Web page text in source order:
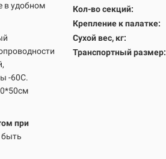
в удобном
-60C.
при
быть
Кол-во секций:
Крепление к палатке:
Сухой вес, кг:
Транспортный размер: